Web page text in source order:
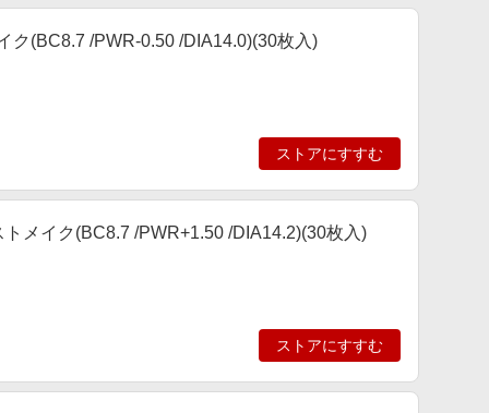
ク(BC8.7 /PWR-0.50 /DIA14.0)(30枚入)
ストアにすすむ
メイク(BC8.7 /PWR+1.50 /DIA14.2)(30枚入)
ストアにすすむ